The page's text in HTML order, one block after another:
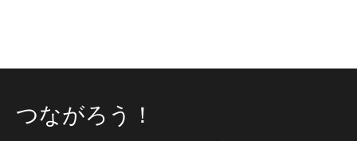
つながろう！